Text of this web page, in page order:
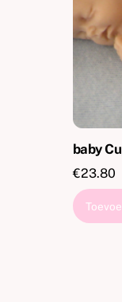
baby
€23.80